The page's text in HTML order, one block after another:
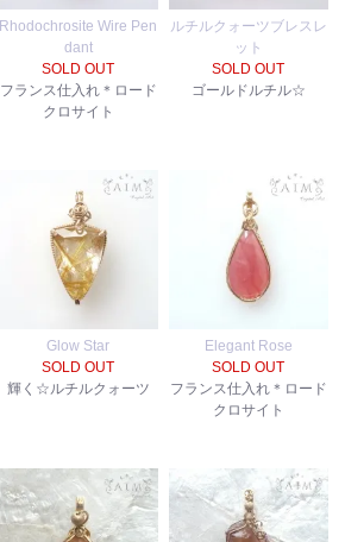
Rhodochrosite Wire Pen
dant
SOLD OUT
フランス仕入れ＊ロード
クロサイト
ルチルクォーツブレスレ
ット
SOLD OUT
ゴールドルチル☆
Glow Star
SOLD OUT
輝く☆ルチルクォーツ
Elegant Rose
SOLD OUT
フランス仕入れ＊ロード
クロサイト